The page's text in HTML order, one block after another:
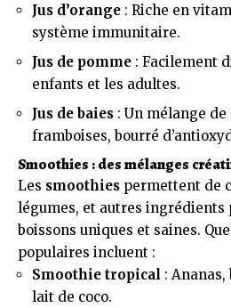
Jus d’orange : Riche en
système immunitaire.
Jus de pomme : Facilement
enfants et les adultes.
Jus de baies : Un mélange
framboises, bourré
Smoothies : des mélanges
Les smoothies permettent de
légumes, et autres ingrédients
boissons uniques et saines.
populaires incluent :
Smoothie tropical :
lait de coco.